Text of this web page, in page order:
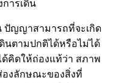
ารเดิน
ปัญญาสามารถที่จะเกิด
ตามปกติได้หรือไม่ได้
คิดให้ถ่องแท้ว่า สภาพ
งลักษณะของสิ่งที่